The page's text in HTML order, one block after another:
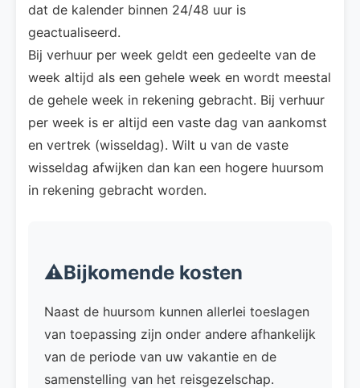
dat de kalender binnen 24/48 uur is
geactualiseerd.
Bij verhuur per week geldt een gedeelte van de
week altijd als een gehele week en wordt meestal
de gehele week in rekening gebracht. Bij verhuur
per week is er altijd een vaste dag van aankomst
en vertrek (wisseldag). Wilt u van de vaste
wisseldag afwijken dan kan een hogere huursom
in rekening gebracht worden.
⚠️Bijkomende kosten
Naast de huursom kunnen allerlei toeslagen
van toepassing zijn onder andere afhankelijk
van de periode van uw vakantie en de
samenstelling van het reisgezelschap.